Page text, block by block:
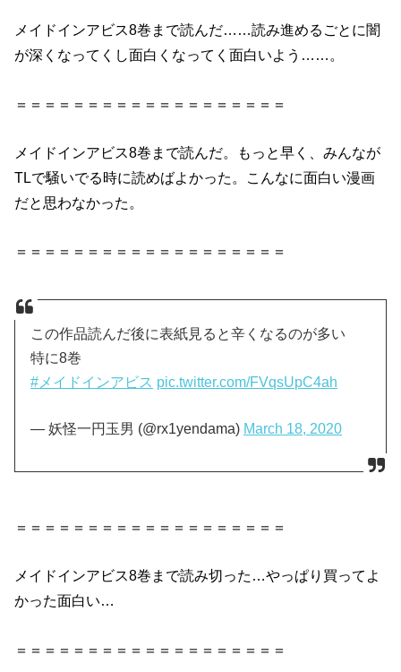
メイドインアビス8巻 まで読んだ……読み進めるごとに闇
が深くなってくし面白くなってく面白いよう……。
＝＝＝＝＝＝＝＝＝＝＝＝＝＝＝＝＝＝＝
メイドインアビス8巻 まで読んだ。もっと早く、みんなが
TLで騒いでる時に読めばよかった。こんなに面白い漫画
だと思わなかった。
＝＝＝＝＝＝＝＝＝＝＝＝＝＝＝＝＝＝＝
この作品読んだ後に表紙見ると辛くなるのが多い
特に8巻
#メイドインアビス pic.twitter.com/FVqsUpC4ah
— 妖怪一円玉男 (@rx1yendama) March 18, 2020
＝＝＝＝＝＝＝＝＝＝＝＝＝＝＝＝＝＝＝
メイドインアビス8巻 まで読み切った…やっぱり買ってよ
かった面白い…
＝＝＝＝＝＝＝＝＝＝＝＝＝＝＝＝＝＝＝